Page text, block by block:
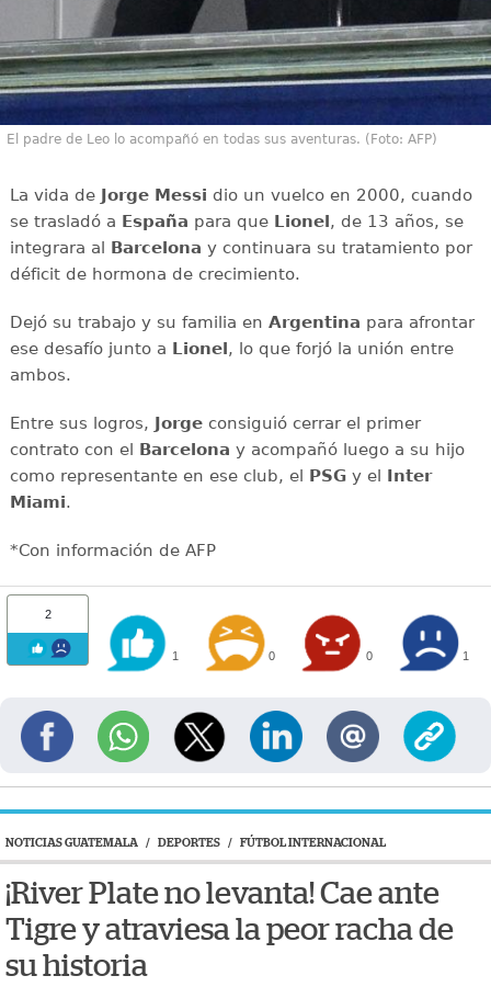
El padre de Leo lo acompañó en todas sus aventuras. (Foto: AFP)
La vida de Jorge Messi dio un vuelco en 2000, cuando
se trasladó a España para que Lionel, de 13 años, se
integrara al Barcelona y continuara su tratamiento por
déficit de hormona de crecimiento.
Dejó su trabajo y su familia en Argentina para afrontar
ese desafío junto a Lionel, lo que forjó la unión entre
ambos.
Entre sus logros, Jorgeconsiguió cerrar el primer
contrato con el Barcelona y acompañó luego a su hijo
como representante en ese club, el PSGy el Inter
Miami.
*Con información de AFP
2
1 0 0 1
NOTICIAS GUATEMALA / DEPORTES / FÚTBOL INTERNACIONAL
¡River Plate no levanta! Cae ante
Tigre y atraviesa la peor racha de
su historia